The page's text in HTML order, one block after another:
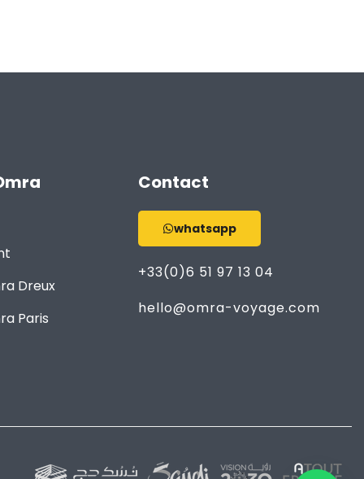
Dreux
Paris
Contact
whatsapp
+33(0)6 51 97 13 04
hello@omra-voyage.com